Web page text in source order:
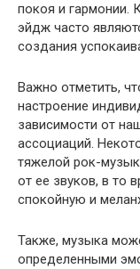
покоя и гармонии.
эйдж часто
создания
Важно отметить,
настроение
зависимости от
ассоциаций.
тяжелой рок-
от ее звуков, в то
спокойную и
Также, музыка
определенными